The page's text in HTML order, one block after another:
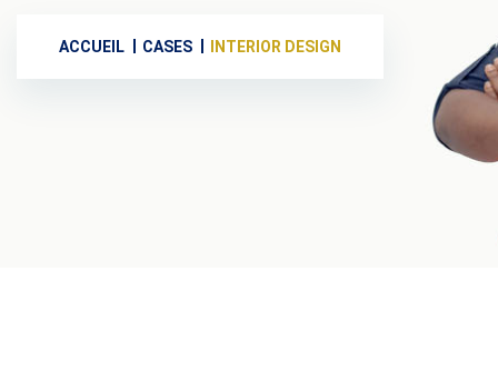
ACCUEIL CASES INTERIOR DESIGN